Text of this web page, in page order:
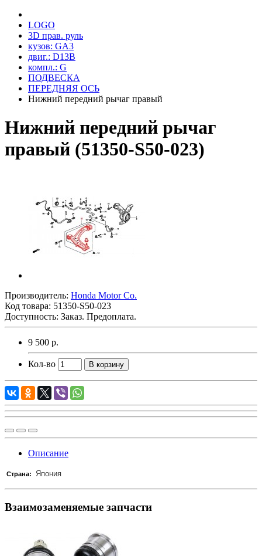
LOGO
3D прав. руль
кузов: GA3
двиг.: D13B
компл.: G
ПОДВЕСКА
ПЕРЕДНЯЯ ОСЬ
Нижний передний рычаг правый
Нижний передний рычаг
правый (51350-S50-023)
Производитель: Honda Motor Co.
Код товара: 51350-S50-023
Доступность: Заказ. Предоплата.
9 500 р.
Кол-во В корзину
Описание
Страна: Япония
Взаимозаменяемые запчасти